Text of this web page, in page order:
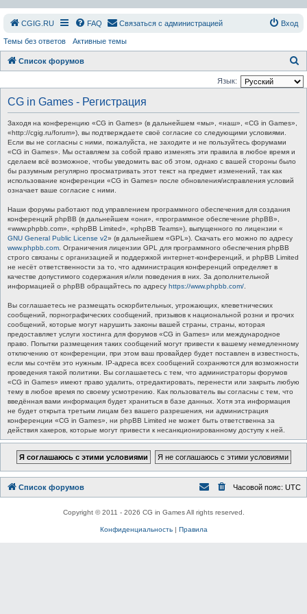
СGIG.RU FAQ Связаться с администрацией Вход
Темы без ответов Активные темы
Список форумов
о
Язык:
CG in Games - Регистрация
Заходя на конференцию «CG in Games» (в дальнейшем «мы», «наш», «CG in Games»,
«http://cgig.ru/forum»), вы подтверждаете своё согласие со следующими условиями.
Если вы не согласны с ними, пожалуйста, не заходите и не пользуйтесь форумами
«CG in Games». Мы оставляем за собой право изменять эти правила в любое время и
сделаем всё возможное, чтобы уведомить вас об этом, однако с вашей стороны было
бы разумным регулярно просматривать этот текст на предмет изменений, так как
использование конференции «CG in Games» после обновления/исправления условий
означает ваше согласие с ними.
Наши форумы работают под управлением программного обеспечения для создания
конференций phpBB (в дальнейшем «они», «программное обеспечение phpBB»,
«www.phpbb.com», «phpBB Limited», «phpBB Teams»), выпущенного по лицензии «
GNU General Public License v2» (в дальнейшем «GPL»). Скачать его можно по адресу
www.phpbb.com . Ограничения лицензии GPL для программного обеспечения phpBB
строго связаны с организацией и поддержкой интернет-конференций, и phpBB Limited
не несёт ответственности за то, что администрация конференций определяет в
качестве допустимого содержания и/или поведения в них. За дополнительной
информацией о phpBB обращайтесь по адресу https://www.phpbb.com/
Вы соглашаетесь не размещать оскорбительных, угрожающих, клеветнических
сообщений, порнографических сообщений, призывов к национальной розни и прочих
сообщений, которые могут нарушить законы вашей страны, страны, которая
предоставляет услуги хостинга для форумов «CG in Games» или международное
право. Попытки размещения таких сообщений могут привести к вашему немедленному
отключению от конференции, при этом ваш провайдер будет поставлен в известность,
если мы сочтём это нужным. IP-адреса всех сообщений сохраняются для возможности
проведения такой политики. Вы соглашаетесь с тем, что администраторы форумов
«CG in Games» имеют право удалить, отредактировать, перенести или закрыть любую
тему в любое время по своему усмотрению. Как пользователь вы согласны с тем, что
введённая вами информация будет храниться в базе данных. Хотя эта информация
не будет открыта третьим лицам без вашего разрешения, ни администрация
конференции «CG in Games», ни phpBB Limited не может быть ответственна за
действия хакеров, которые могут привести к несанкционированному доступу к ней.
Список форумов Часовой пояс: UTC
Copyright © 2011 - 2026 CG in Games All rights reserved.
Конфиденциальность| Правила